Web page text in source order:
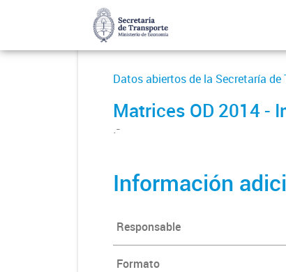
Datos abiertos de la Secretaría de
Matrices OD 2014 -
.-
Información
Responsable
Formato